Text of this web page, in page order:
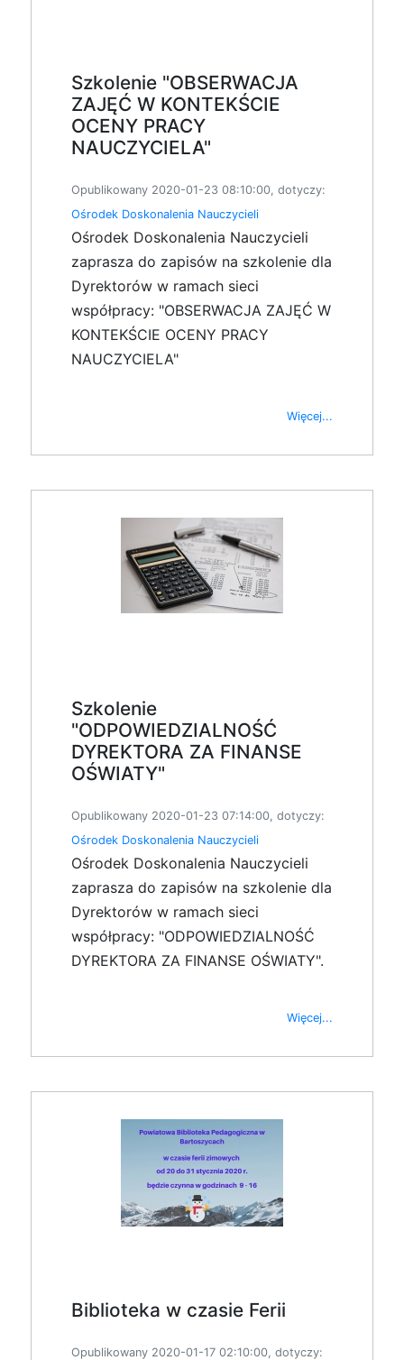
Szkolenie "OBSERWACJA
ZAJĘĆ W KONTEKŚCIE
OCENY PRACY
NAUCZYCIELA"
Opublikowany 2020-01-23 08:10:00, dotyczy:
Ośrodek Doskonalenia Nauczycieli
Ośrodek Doskonalenia Nauczycieli
zaprasza do zapisów na szkolenie dla
Dyrektorów w ramach sieci
współpracy: "OBSERWACJA ZAJĘĆ W
KONTEKŚCIE OCENY PRACY
NAUCZYCIELA"
Więcej...
Szkolenie
"ODPOWIEDZIALNOŚĆ
DYREKTORA ZA FINANSE
OŚWIATY"
Opublikowany 2020-01-23 07:14:00, dotyczy:
Ośrodek Doskonalenia Nauczycieli
Ośrodek Doskonalenia Nauczycieli
zaprasza do zapisów na szkolenie dla
Dyrektorów w ramach sieci
współpracy: "ODPOWIEDZIALNOŚĆ
DYREKTORA ZA FINANSE OŚWIATY".
Więcej...
Biblioteka w czasie Ferii
Opublikowany 2020-01-17 02:10:00, dotyczy: